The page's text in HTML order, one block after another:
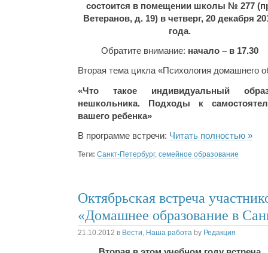
состоится в помещении школы № 277
Ветеранов, д. 19) в четверг, 20 декабря
года.
Обратите внимание: начало – в 17.30
Вторая тема цикла «Психология домашнего
«Что такое индивидуальный
нешкольника. Подходы к
вашего ребенка»
В программе встречи: Читать полностью »
Теги: Санкт-Петербург, семейное образование
Октябрьская встреча
«Домашнее образование в
21.10.2012 в Вести, Наша работа by Редакция